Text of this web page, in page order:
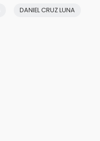
DANIEL CRUZ LUNA